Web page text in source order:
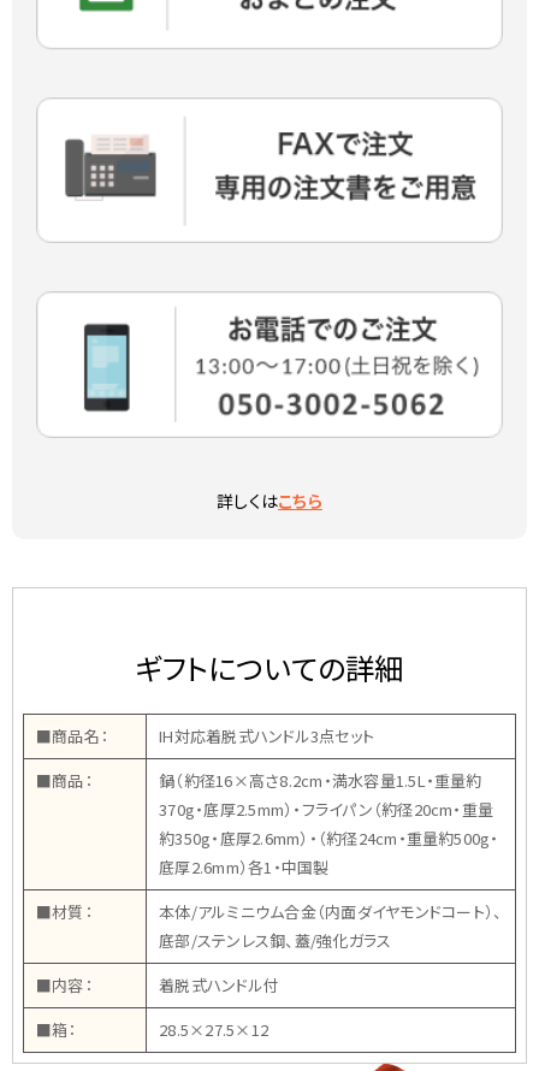
詳しくはこちら
ギフトについての詳細
■商品名：
IH対応着脱式ハンドル3点セット
■商品：
鍋（約径16×高さ8.2cm・満水容量1.5L・重量約
370g・底厚2.5mm）・フライパン（約径20cm・重量
約350g・底厚2.6mm）・（約径24cm・重量約500g・
底厚2.6mm）各1・中国製
■材質：
本体/アルミニウム合金（内面ダイヤモンドコート）、
底部/ステンレス鋼、蓋/強化ガラス
■内容：
着脱式ハンドル付
■箱：
28.5×27.5×12